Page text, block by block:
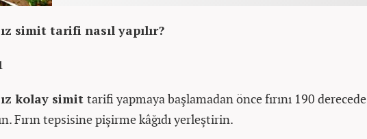
simit tarifi nasıl yapılır?
kolay simit tarifi yapmaya başlamadan önce fırını 190 derecede
Fırın tepsisine pişirme kâğıdı yerleştirin.